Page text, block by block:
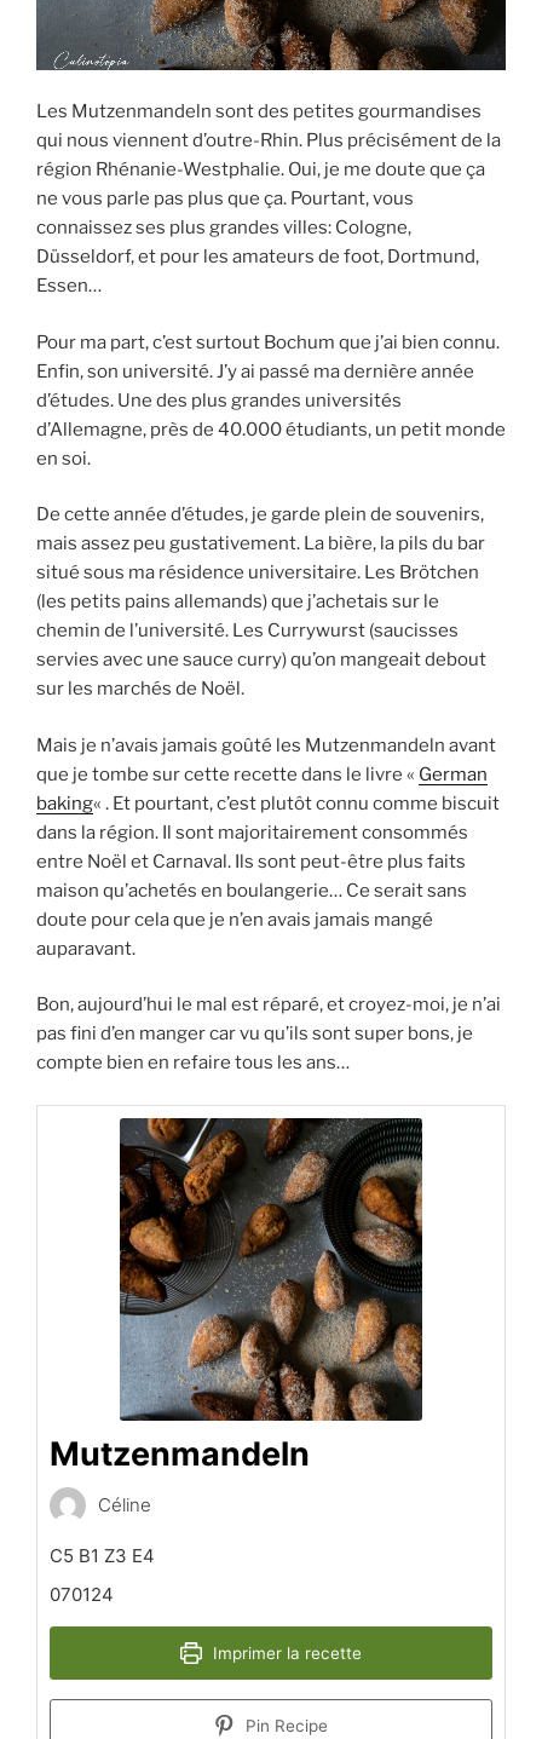
Les Mutzenmandeln sont des petites gourmandises
qui nous viennent d’outre-Rhin. Plus précisément de la
région Rhénanie-Westphalie. Oui, je me doute que ça
ne vous parle pas plus que ça. Pourtant, vous
connaissez ses plus grandes villes: Cologne,
Düsseldorf, et pour les amateurs de foot, Dortmund,
Essen…
Pour ma part, c’est surtout Bochum que j’ai bien connu.
Enfin, son université. J’y ai passé ma dernière année
d’études. Une des plus grandes universités
d’Allemagne, près de 40.000 étudiants, un petit monde
en soi.
De cette année d’études, je garde plein de souvenirs,
mais assez peu gustativement. La bière, la pils du bar
situé sous ma résidence universitaire. Les Brötchen
(les petits pains allemands) que j’achetais sur le
chemin de l’université. Les Currywurst (saucisses
servies avec une sauce curry) qu’on mangeait debout
sur les marchés de Noël.
Mais je n’avais jamais goûté les Mutzenmandeln avant
que je tombe sur cette recette dans le livre « German
baking« . Et pourtant, c’est plutôt connu comme biscuit
dans la région. Il sont majoritairement consommés
entre Noël et Carnaval. Ils sont peut-être plus faits
maison qu’achetés en boulangerie… Ce serait sans
doute pour cela que je n’en avais jamais mangé
auparavant.
Bon, aujourd’hui le mal est réparé, et croyez-moi, je n’ai
pas fini d’en manger car vu qu’ils sont super bons, je
compte bien en refaire tous les ans…
Mutzenmandeln
Céline
C5 B1 Z3 E4
070124
Imprimer la recette
Pin Recipe